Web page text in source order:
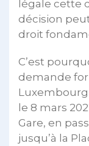
légale cette
décision
droit
C’est
demande
le 8 mars
Gare, en
jusqu’à la